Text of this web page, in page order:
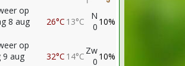
26°C 13°C
N
0 10%
32°C 14°C
Zw
0 10%